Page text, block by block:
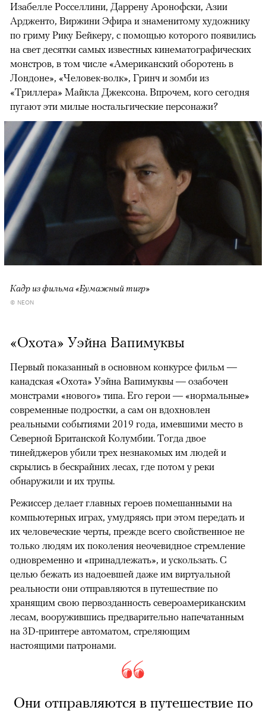
Изабелле Росселлини, Даррену Аронофски, Азии
Ардженто, Виржини Эфира и знаменитому художнику
по гриму Рику Бейкеру, с помощью которого появились
на свет десятки самых известных кинематографических
монстров, в том числе «Американский оборотень в
Лондоне», «Человек-волк», Гринч и зомби из
«Триллера» Майкла Джексона. Впрочем, кого сегодня
пугают эти милые ностальгические персонажи?
Кадр из фильма «Бумажный тигр»
© NEON
«Охота» Уэйна Вапимуквы
Первый показанный в основном конкурсе фильм —
канадская «Охота» Уэйна Вапимуквы — озабочен
монстрами «нового» типа. Его герои — «нормальные»
современные подростки, а сам он вдохновлен
реальными событиями 2019 года, имевшими место в
Северной Британской Колумбии. Тогда двое
тинейджеров убили трех незнакомых им людей и
скрылись в бескрайних лесах, где потом у реки
обнаружили и их трупы.
Режиссер делает главных героев помешанными на
компьютерных играх, умудряясь при этом передать и
их человеческие черты, прежде всего свойственное не
только людям их поколения неочевидное стремление
одновременно и «принадлежать», и ускользать. С
целью бежать из надоевшей даже им виртуальной
реальности они отправляются в путешествие по
хранящим свою первозданность североамериканским
лесам, вооружившись предварительно напечатанным
на 3D-принтере автоматом, стреляющим
настоящими патронами.
Они отправляются в путешествие по